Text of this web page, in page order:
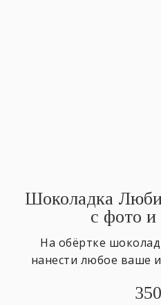
Шоколадка
с фото
На обёртке
нанести любое ваше
350